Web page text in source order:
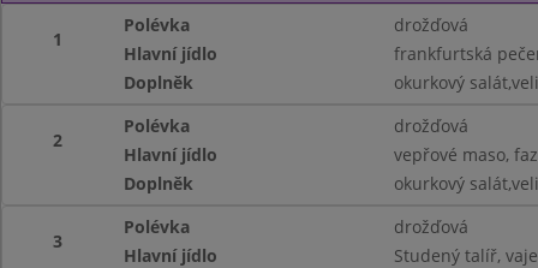
1
Polévka
drožďová
Hlavní jídlo
frankfurtská
Doplněk
okurkový
2
Polévka
drožďová
Hlavní jídlo
vepřové maso,
Doplněk
okurkový
3
Polévka
drožďová
Hlavní jídlo
Studený talíř,